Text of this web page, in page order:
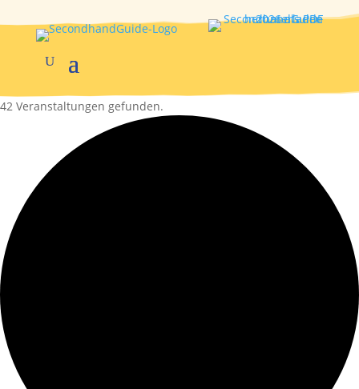
42 Veranstaltungen gefunden.